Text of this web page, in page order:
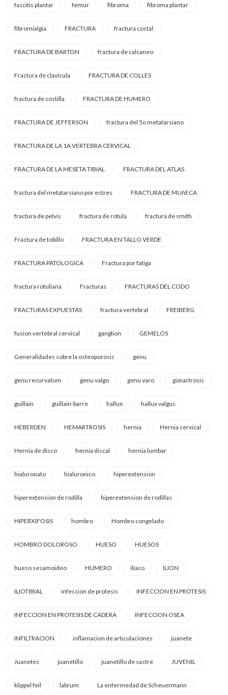
fascitis plantar femur fibroma fibroma plantar
fibromialgia FRACTURA fractura costal
FRACTURA DE BARTON fractura de calcaneo
Fractura de clavícula FRACTURA DE COLLES
fractura de costilla FRACTURA DE HUMERO
FRACTURA DE JEFFERSON fractura del 5o metatarsiano
FRACTURA DE LA 1A VERTEBRA CERVICAL
FRACTURA DE LA MESETA TIBIAL FRACTURA DEL ATLAS
fractura del metatarsiano por estres FRACTURA DE MUñECA
fractura de pelvis fractura de rotula fractura de smith
Fractura de tobillo FRACTURA EN TALLO VERDE
FRACTURA PATOLOGICA Fractura por fatiga
fractura rotuliana Fracturas FRACTURAS DEL CODO
FRACTURAS EXPUESTAS fractura vertebral FREIBERG
fusion vertebral cervical ganglion GEMELOS
Generalidades sobre la osteoporosis genu
genu recurvatum genu valgo genu varo gonartrosis
guillain guillain-barre hallux hallux valgus
HEBERDEN HEMARTROSIS hernia Hernia cervical
Hernia de disco hernia discal hernia lumbar
hialuronato hialuronico hiperextension
hiperextension de rodilla hiperextension de rodillas
HIPERXIFOSIS hombro Hombro congelado
HOMBRO DOLOROSO HUESO HUESOS
hueso sesamoideo HUMERO iliaco ILION
ILIOTIBIAL infeccion de protesis INFECCION EN PROTESIS
INFECCION EN PROTESIS DE CADERA INFECCION OSEA
INFILTRACION inflamacion de articulaciones juanete
Juanetes juanetillo juanetillo de sastre JUVENIL
klippel feil labrum La enfermedad de Scheuermann